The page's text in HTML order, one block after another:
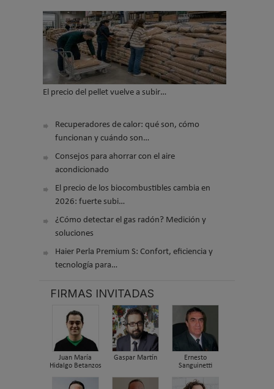
El precio del pellet vuelve a subir…
Recuperadores de calor: qué son, cómo
funcionan y cuándo son…
Consejos para ahorrar con el aire
acondicionado
El precio de los biocombustibles cambia en
2026: fuerte subi…
¿Cómo detectar el gas radón? Medición y
soluciones
Haier Perla Premium S: Confort, eficiencia y
tecnología para…
FIRMAS INVITADAS
Juan María
Hidalgo Betanzos
Gaspar Martín
Ernesto
Sanguinetti